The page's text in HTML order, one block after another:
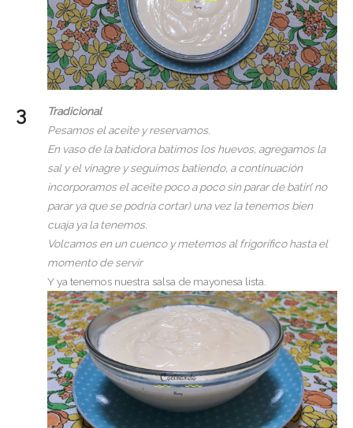
Tradicional
Pesamos el aceite y reservamos.
En vaso de la batidora batimos los huevos, agregamos la
sal y el vinagre y seguimos batiendo, a continuación
incorporamos el aceite poco a poco sin parar de batir( no
parar ya que se podría cortar) una vez la tenemos bien
cuaja ya la tenemos.
Volcamos en un cuenco y metemos al frigorífico hasta el
momento de servir
Y ya tenemos nuestra salsa de mayonesa lista.